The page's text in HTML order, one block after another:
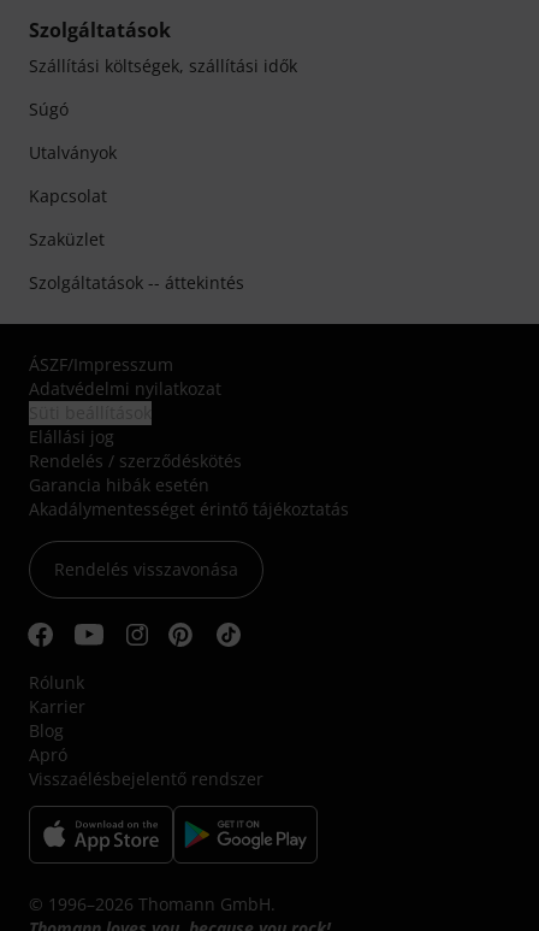
Szolgáltatások
Szállítási költségek, szállítási idők
Súgó
Utalványok
Kapcsolat
Szaküzlet
Szolgáltatások -- áttekintés
ÁSZF/Impresszum
Adatvédelmi nyilatkozat
Elállási jog
Rendelés / szerződéskötés
Garancia hibák esetén
Akadálymentességet érintő tájékoztatás
Rendelés visszavonása
Rólunk
Karrier
Blog
Apró
Visszaélésbejelentő rendszer
© 1996–2026 Thomann GmbH.